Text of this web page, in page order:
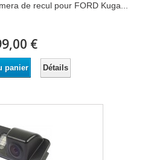
de recul pour FORD Kuga...
€
panier Détails